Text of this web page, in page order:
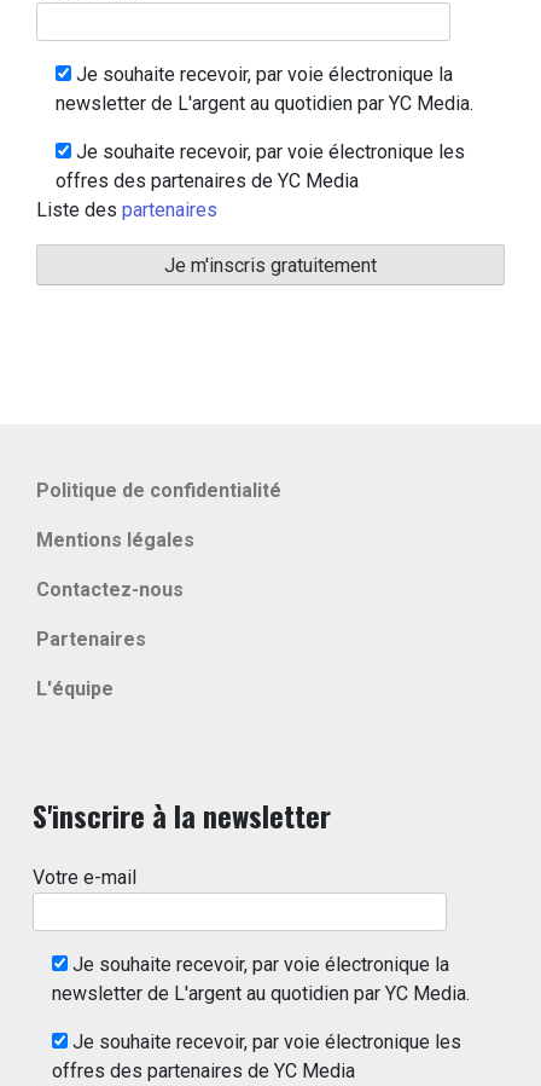
Je souhaite recevoir, par voie électronique la
newsletter de L'argent au quotidien par YC Media.
Je souhaite recevoir, par voie électronique les
offres des partenaires de YC Media
Liste des partenaires
Politique de confidentialité
Mentions légales
Contactez-nous
Partenaires
L'équipe
S'inscrire à la newsletter
Votre e-mail
Je souhaite recevoir, par voie électronique la
newsletter de L'argent au quotidien par YC Media.
Je souhaite recevoir, par voie électronique les
offres des partenaires de YC Media